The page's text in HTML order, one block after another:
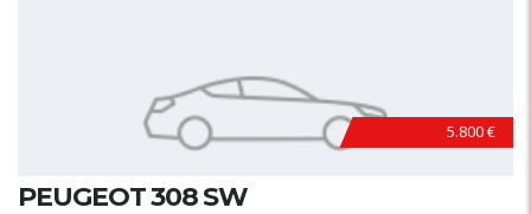
5.800 €
PEUGEOT 308 SW